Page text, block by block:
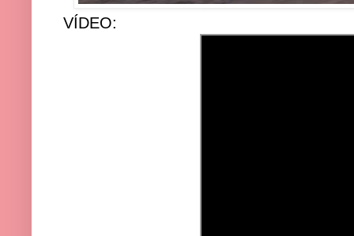
VÍDEO: